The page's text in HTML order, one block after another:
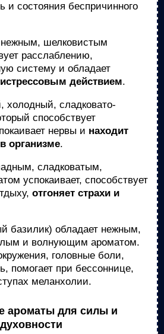
и состояния беспричинного
шелковистым
расслаблению,
систему и обладает
действием.
холодный, сладковато-
способствует
нервы и находит
организме.
сладковатым,
успокаивает, способствует
отгоняет страхи и
базилик) обладает нежным,
и волнующим ароматом.
головные боли,
помогает при бессоннице,
меланхолии.
ароматы для силы и
духовности